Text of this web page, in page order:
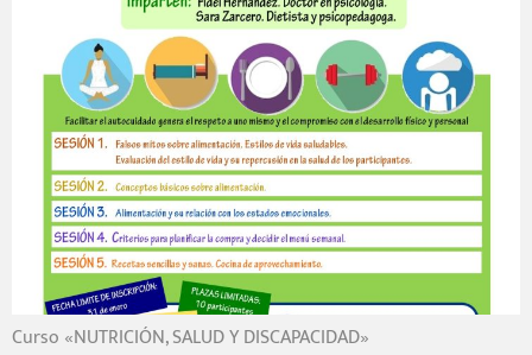
Curso «NUTRICIÓN, SALUD Y DISCAPACIDAD»